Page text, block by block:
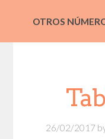
OTROS
26/02/2017